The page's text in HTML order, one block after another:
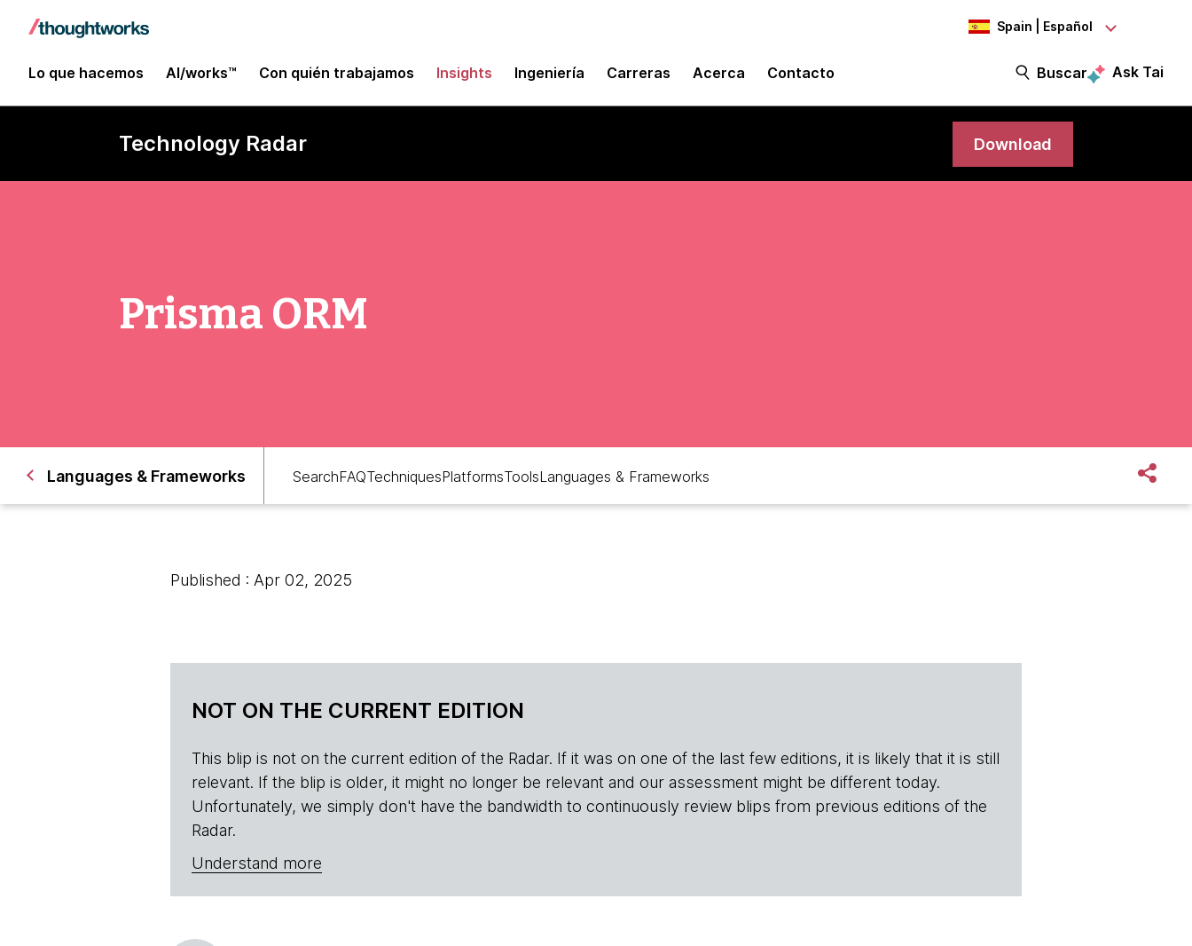
Spain | Español
Lo que hacemos AI/works™ Con quién trabajamos Insights Ingeniería Carreras Acerca Contacto Buscar Ask Tai
Technology Radar Download
Prisma ORM
Languages & Frameworks SearchFAQTechniquesPlatformsToolsLanguages & Frameworks
Published : Apr 02, 2025
NOT ON THE CURRENT EDITION
This blip is not on the current edition of the Radar. If it was on one of the last few editions, it is likely that it is still
relevant. If the blip is older, it might no longer be relevant and our assessment might be different today.
Unfortunately, we simply don't have the bandwidth to continuously review blips from previous editions of the
Radar.
Understand more